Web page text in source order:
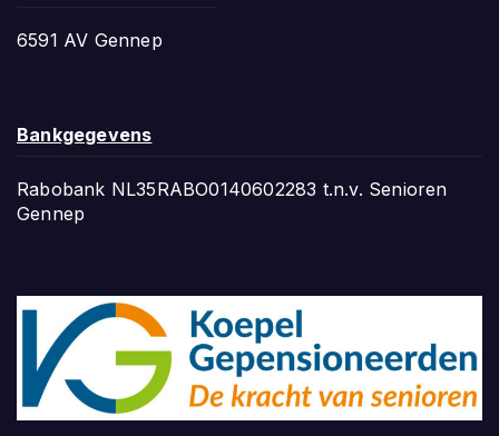
6591 AV Gennep
Bankgegevens
Rabobank NL35RABO0140602283 t.n.v. Senioren
Gennep